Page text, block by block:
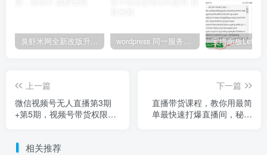
臭虾米网全新改版升级，测试中 wordpress 同一服务器多个站点使用redis缓存
上一篇
微信视频号无人直播第3期
+第5期，视频号带货权限0
下一篇
直播带货课程，教你用最简
单最快速打爆直播间，秘诀
相关推荐